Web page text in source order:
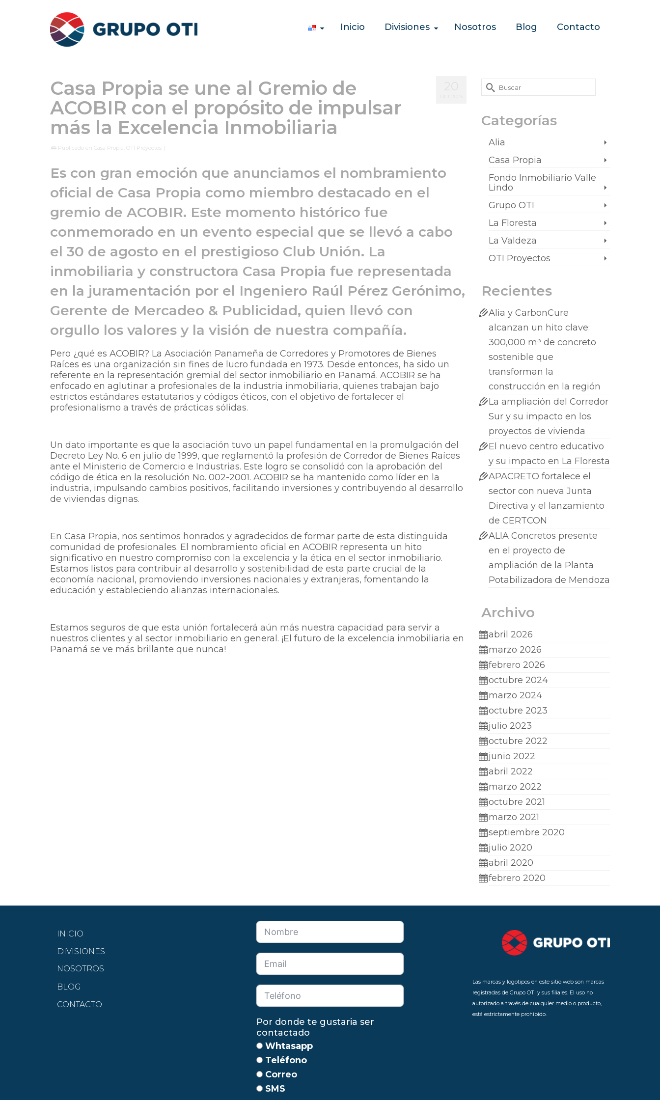
Inicio Divisiones Nosotros Blog Contacto
Casa Propia se une al Gremio de
ACOBIR con el propósito de impulsar
más la Excelencia Inmobiliaria
Publicado en Casa Propia OTI Proyectos |
Es con gran emoción que anunciamos el nombramiento
oficial de Casa Propia como miembro destacado en el
gremio de ACOBIR. Este momento histórico fue
conmemorado en un evento especial que se llevó a cabo
el 30 de agosto en el prestigioso Club Unión. La
inmobiliaria y constructora Casa Propia fue representada
en la juramentación por el Ingeniero Raúl Pérez Gerónimo,
Gerente de Mercadeo & Publicidad, quien llevó con
orgullo los valores y la visión de nuestra compañía.
Pero ¿qué es ACOBIR? La Asociación Panameña de Corredores y Promotores de Bienes
Raíces es una organización sin fines de lucro fundada en 1973. Desde entonces, ha sido un
referente en la representación gremial del sector inmobiliario en Panamá. ACOBIR se ha
enfocado en aglutinar a profesionales de la industria inmobiliaria, quienes trabajan bajo
estrictos estándares estatutarios y códigos éticos, con el objetivo de fortalecer el
profesionalismo a través de prácticas sólidas.
Un dato importante es que la asociación tuvo un papel fundamental en la promulgación del
Decreto Ley No. 6 en julio de 1999, que reglamentó la profesión de Corredor de Bienes Raíces
ante el Ministerio de Comercio e Industrias. Este logro se consolidó con la aprobación del
código de ética en la resolución No. 002-2001. ACOBIR se ha mantenido como líder en la
industria, impulsando cambios positivos, facilitando inversiones y contribuyendo al desarrollo
de viviendas dignas.
En Casa Propia, nos sentimos honrados y agradecidos de formar parte de esta distinguida
comunidad de profesionales. El nombramiento oficial en ACOBIR representa un hito
significativo en nuestro compromiso con la excelencia y la ética en el sector inmobiliario.
Estamos listos para contribuir al desarrollo y sostenibilidad de esta parte crucial de la
economía nacional, promoviendo inversiones nacionales y extranjeras, fomentando la
educación y estableciendo alianzas internacionales.
Estamos seguros de que esta unión fortalecerá aún más nuestra capacidad para servir a
nuestros clientes y al sector inmobiliario en general. ¡El futuro de la excelencia inmobiliaria en
Panamá se ve más brillante que nunca!
Categorías
Alia
Casa Propia
Fondo Inmobiliario Valle
Lindo
Grupo OTI
La Floresta
La Valdeza
OTI Proyectos
Recientes
Alia y CarbonCure
alcanzan un hito clave:
300,000 m³ de concreto
sostenible que
transforman la
construcción en la región
La ampliación del Corredor
Sur y su impacto en los
proyectos de vivienda
El nuevo centro educativo
y su impacto en La Floresta
APACRETO fortalece el
sector con nueva Junta
Directiva y el lanzamiento
de CERTCON
ALIA Concretos presente
en el proyecto de
ampliación de la Planta
Potabilizadora de Mendoza
Archivo
abril 2026
marzo 2026
febrero 2026
octubre 2024
marzo 2024
octubre 2023
julio 2023
octubre 2022
junio 2022
abril 2022
marzo 2022
octubre 2021
marzo 2021
septiembre 2020
julio 2020
abril 2020
febrero 2020
CONTACTO
DIVISIONES
NOSOTROS
BLOG
INICIO
Por donde te gustaria ser
contactado
Whtasapp
Teléfono
Correo
SMS
Las marcas y logotipos en este sitio web son marcas
registradas de Grupo OTI y sus filiales. El uso no
autorizado a través de cualquier medio o producto,
está estrictamente prohibido.